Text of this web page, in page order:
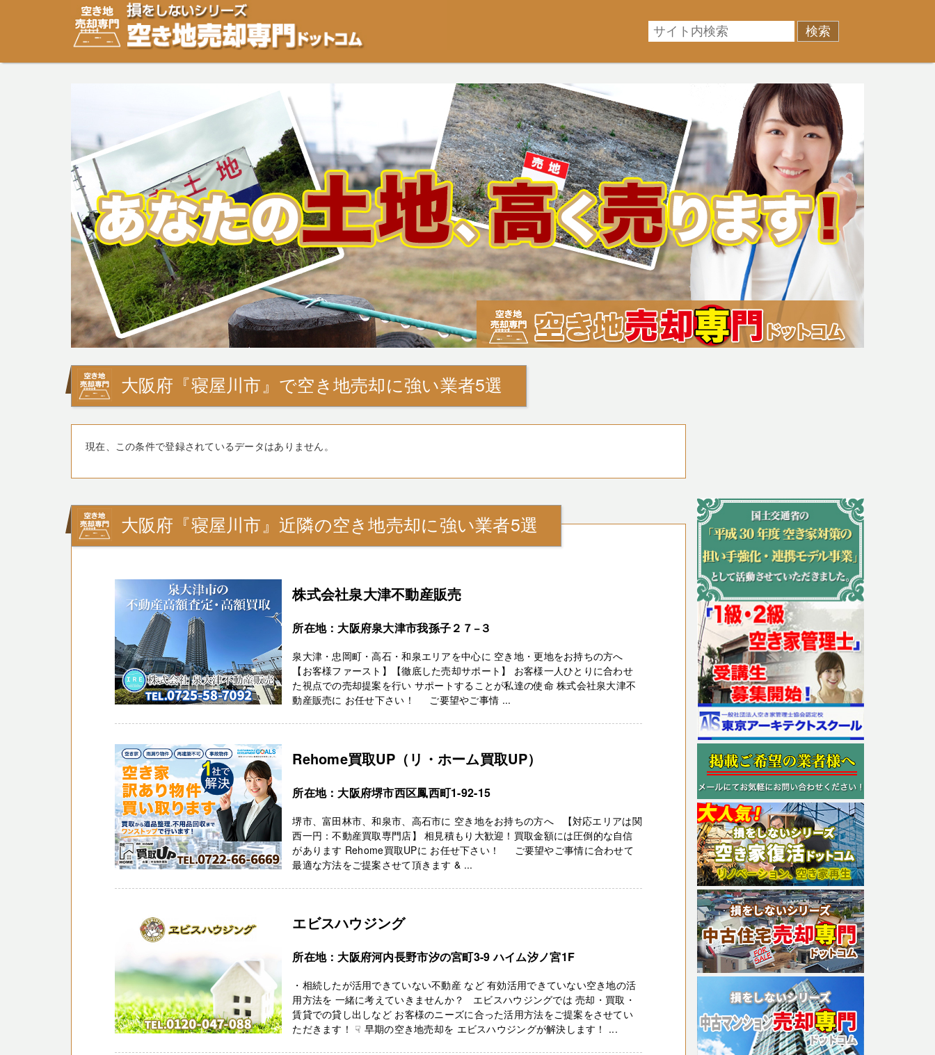
空き地・土地の「売却」は「個人」の方々が、「買取」は不動産や開発等の「業者」が物件を買います。一般的に「売却」は時間はかかるが相場に準じた売却金額、「買取」は短期ではあるが相場よ
り安めの売却金額と言われています。空き地・土地の売却をご検討中の方はお気軽にご相談ください。空き地・土地、相続不動産など、不動産売却のお悩みを全国の専門家が解決致します！
大阪府『寝屋川市』で空き地売却に強い業者5選
現在、この条件で登録されているデータはありません。
大阪府『寝屋川市』近隣の空き地売却に強い業者5選
株式会社泉大津不動産販売
所在地：大阪府泉大津市我孫子２７−３
泉大津・忠岡町・高石・和泉エリアを中心に 空き地・更地をお持ちの方へ
【お客様ファースト】【徹底した売却サポート】 お客様一人ひとりに合わせ
た視点での売却提案を行い サポートすることが私達の使命 株式会社泉大津不
動産販売に お任せ下さい！ ご要望やご事情 ...
Rehome買取UP（リ・ホーム買取UP）
所在地：大阪府堺市西区鳳西町1-92-15
堺市、富田林市、和泉市、高石市に 空き地をお持ちの方へ 【対応エリアは関
西一円：不動産買取専門店】 相見積もり大歓迎！買取金額には圧倒的な自信
があります Rehome買取UPに お任せ下さい！ ご要望やご事情に合わせて
最適な方法をご提案させて頂きます & ...
エビスハウジング
所在地：大阪府河内長野市汐の宮町3-9 ハイム汐ノ宮1F
・相続したが活用できていない不動産 など 有効活用できていない空き地の活
用方法を 一緒に考えていきませんか？ エビスハウジングでは 売却・買取・
賃貸での貸し出しなど お客様のニーズに合った活用方法をご提案をさせてい
ただきます！ ☟ 早期の空き地売却を エビスハウジングが解決します！ ...